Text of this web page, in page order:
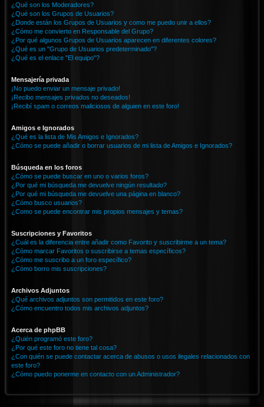
¿Qué son los Moderadores?
¿Qué son los Grupos de Usuarios?
¿Donde están los Grupos de Usuarios y como me puedo unir a ellos?
¿Cómo me convierto en Responsable del Grupo?
¿Por qué algunos Grupos de Usuarios aparecen en diferentes colores?
¿Qué es un "Grupo de Usuarios predeterminado"?
¿Qué es el enlace "El equipo"?
Mensajería privada
¡No puedo enviar un mensaje privado!
¡Recibo mensajes privados no deseados!
¡Recibí spam o correos maliciosos de alguien en este foro!
Amigos e Ignorados
¿Qué es la lista de Mis Amigos e Ignorados?
¿Cómo se puede añadir o borrar usuarios de mi lista de Amigos e Ignorados?
Búsqueda en los foros
¿Cómo se puede buscar en uno o varios foros?
¿Por qué mi búsqueda me devuelve ningún resultado?
¿Por qué mi búsqueda me devuelve una página en blanco?
¿Cómo busco usuarios?
¿Como se puede encontrar mis propios mensajes y temas?
Suscripciones y Favoritos
¿Cuál es la diferencia entre añadir como Favorito y suscribirme a un tema?
¿Cómo marcar Favoritos o suscribirse a temas específicos?
¿Cómo me suscribo a un foro específico?
¿Cómo borro mis suscripciones?
Archivos Adjuntos
¿Qué archivos adjuntos son permitidos en este foro?
¿Cómo encuentro todos mis archivos adjuntos?
Acerca de phpBB
¿Quién programó este foro?
¿Por qué este foro no tiene tal cosa?
¿Con quién se puede contactar acerca de abusos o usos ilegales relacionados con
este foro?
¿Cómo puedo ponerme en contacto con un Administrador?